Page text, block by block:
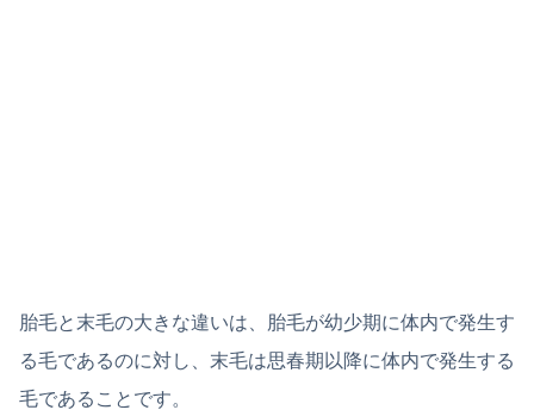
胎毛と末毛の大きな違いは、胎毛が幼少期に体内で発生す
る毛であるのに対し、末毛は思春期以降に体内で発生する
毛であることです。